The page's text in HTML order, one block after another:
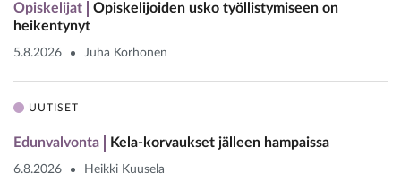
Opiskelijat
Opiskelijoiden usko työllistymiseen on
heikentynyt
5.8.2026 Juha Korhonen
UUTISET
Edunvalvonta Kela-korvaukset jälleen hampaissa
6.8.2026 Heikki Kuusela